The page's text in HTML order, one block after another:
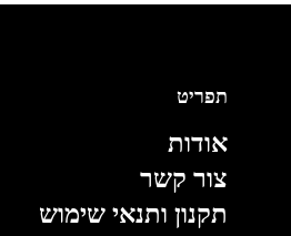
תפריט
אודות
צור קשר
תקנון ותנאי שימוש